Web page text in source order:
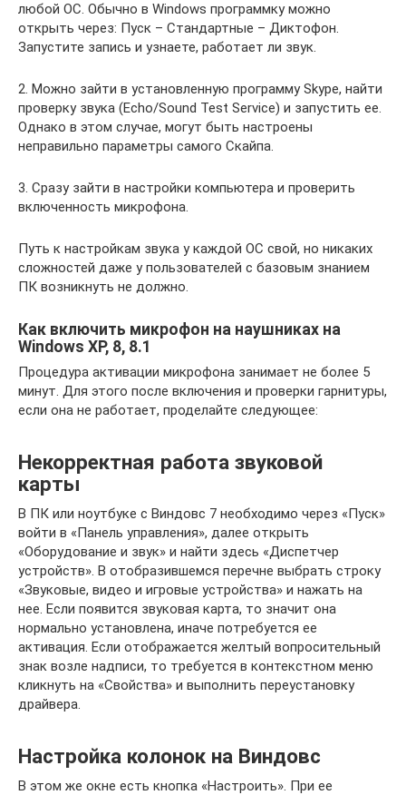
любой ОС. Обычно в Windows программку можно
открыть через: Пуск – Стандартные – Диктофон.
Запустите запись и узнаете, работает ли звук.
2. Можно зайти в установленную программу Skype, найти
проверку звука (Echo/Sound Test Service) и запустить ее.
Однако в этом случае, могут быть настроены
неправильно параметры самого Скайпа.
3. Сразу зайти в настройки компьютера и проверить
включенность микрофона.
Путь к настройкам звука у каждой ОС свой, но никаких
сложностей даже у пользователей с базовым знанием
ПК возникнуть не должно.
Как включить микрофон на наушниках на
Windows XP, 8, 8.1
Процедура активации микрофона занимает не более 5
минут. Для этого после включения и проверки гарнитуры,
если она не работает, проделайте следующее:
Некорректная работа звуковой
карты
В ПК или ноутбуке с Виндовс 7 необходимо через «Пуск»
войти в «Панель управления», далее открыть
«Оборудование и звук» и найти здесь «Диспетчер
устройств». В отобразившемся перечне выбрать строку
«Звуковые, видео и игровые устройства» и нажать на
нее. Если появится звуковая карта, то значит она
нормально установлена, иначе потребуется ее
активация. Если отображается желтый вопросительный
знак возле надписи, то требуется в контекстном меню
кликнуть на «Свойства» и выполнить переустановку
драйвера.
Настройка колонок на Виндовс
В этом же окне есть кнопка «Настроить». При ее